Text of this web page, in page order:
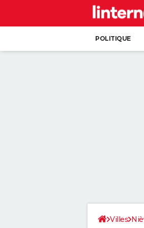
POLITIQUE
Villes